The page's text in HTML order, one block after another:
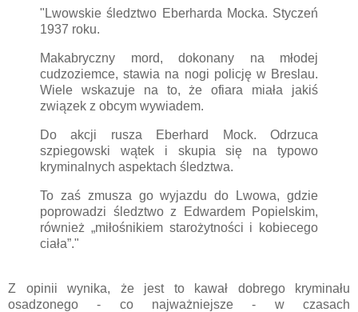
"Lwowskie śledztwo Eberharda Mocka. Styczeń
1937 roku.
Makabryczny mord, dokonany na młodej
cudzoziemce, stawia na nogi policję w Breslau.
Wiele wskazuje na to, że ofiara miała jakiś
związek z obcym wywiadem.
Do akcji rusza Eberhard Mock. Odrzuca
szpiegowski wątek i skupia się na typowo
kryminalnych aspektach śledztwa.
To zaś zmusza go wyjazdu do Lwowa, gdzie
poprowadzi śledztwo z Edwardem Popielskim,
również „miłośnikiem starożytności i kobiecego
ciała”."
Z opinii wynika, że jest to kawał dobrego kryminału
osadzonego - co najważniejsze - w czasach